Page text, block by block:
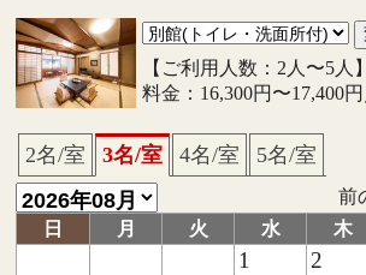
【ご利用人数：2人〜5人】
料金：16,300円〜17,400円
2名/室 3名/室 4名/室 5名/室
前
日
月 火 水 木
1 2